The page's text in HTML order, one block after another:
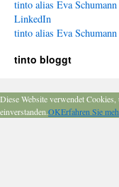
tinto alias Eva
LinkedIn
tinto alias Eva
tinto bloggt
Diese Website verwendet
einverstanden.OKErfahren Sie